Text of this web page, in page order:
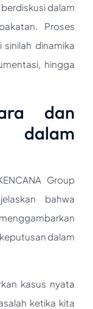
dalam
Proses
sinilah dinamika
hingga
dan
dalam
Group
bahwa
dalam
kasus nyata
ketika kita